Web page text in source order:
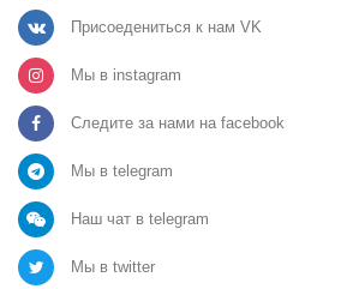
Присоедениться к нам VK
Мы в instagram
Следите за нами на facebook
Мы в telegram
Наш чат в telegram
Мы в twitter